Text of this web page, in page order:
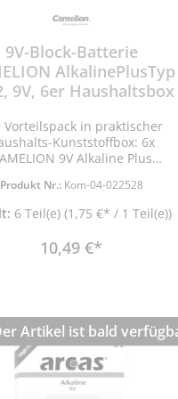
9V-Block-Batterie
AlkalinePlusTyp
9V, 6er Haushaltsbox
Vorteilspack in praktischer
Kunststoffbox: 6x
9V Alkaline Plus
und sind bei 0%
Cadmium und Quecksilber
umweltfreundlich.
Sicherheitshinweise:
Person: ADA Import &
GmbH Bergiusstr.
12057 Berlin Deutschland
gmbh.de Hinweise zur
Batterieentsorgung Im
Produkt Nr.: Kom-04-022528
6 Teil(e) (1,75 €* / 1 Teil(e))
10,49 €*
Artikel ist bald